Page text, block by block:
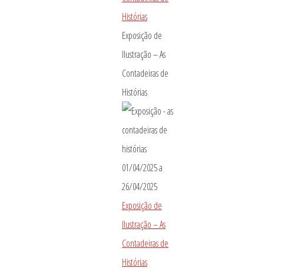
Histórias
Exposição de
Ilustração – As
Contadeiras de
Histórias
01/04/2025a
26/04/2025
Exposição de
Ilustração – As
Contadeiras de
Histórias